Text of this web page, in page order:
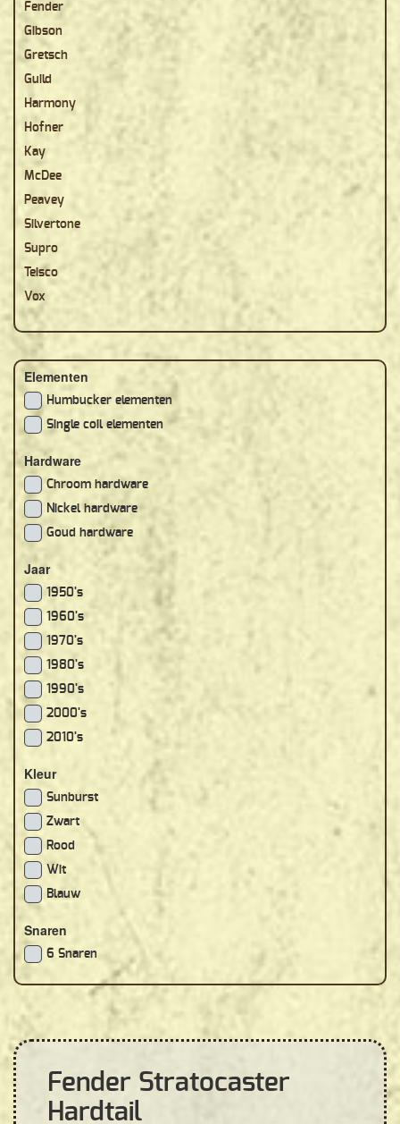
Fender
Gibson
Gretsch
Guild
Harmony
Hofner
Kay
McDee
Peavey
Silvertone
Supro
Teisco
Vox
Elementen
Humbucker elementen
Single coil elementen
Hardware
Chroom hardware
Nickel hardware
Goud hardware
Jaar
1950's
1960's
1970's
1980's
1990's
2000's
2010's
Kleur
Sunburst
Zwart
Rood
Wit
Blauw
Snaren
6 Snaren
Fender Stratocaster
Hardtail